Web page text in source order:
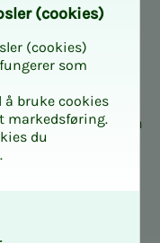
varierer mellom
ditt
til relevant
du jobber.
(cookies)
(cookies)
som
bruke cookies
markedsføring.
du